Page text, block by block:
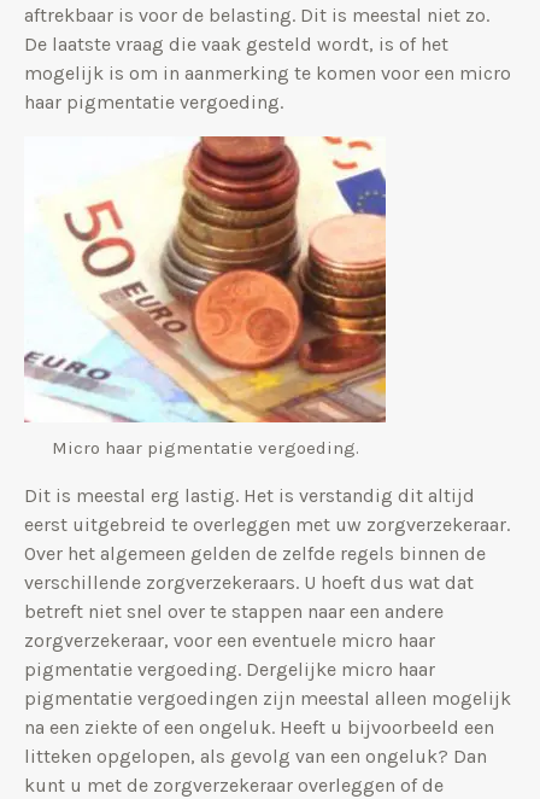
aftrekbaar is voor de belasting. Dit is meestal niet zo.
De laatste vraag die vaak gesteld wordt, is of het
mogelijk is om in aanmerking te komen voor een micro
haar pigmentatie vergoeding.
Micro haar pigmentatie vergoeding.
Dit is meestal erg lastig. Het is verstandig dit altijd
eerst uitgebreid te overleggen met uw zorgverzekeraar.
Over het algemeen gelden de zelfde regels binnen de
verschillende zorgverzekeraars. U hoeft dus wat dat
betreft niet snel over te stappen naar een andere
zorgverzekeraar, voor een eventuele micro haar
pigmentatie vergoeding. Dergelijke micro haar
pigmentatie vergoedingen zijn meestal alleen mogelijk
na een ziekte of een ongeluk. Heeft u bijvoorbeeld een
litteken opgelopen, als gevolg van een ongeluk? Dan
kunt u met de zorgverzekeraar overleggen of de